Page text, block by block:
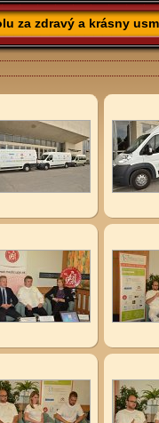
za zdravý a krásny